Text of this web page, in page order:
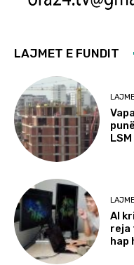
LAJMET E FUNDIT
LAJME
LAJME
AI
reja
hap